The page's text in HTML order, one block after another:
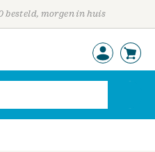
besteld, morgen in huis